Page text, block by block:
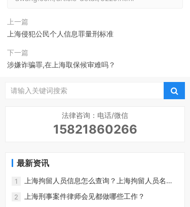
上一篇
上海侵犯公民个人信息罪量刑标准
下一篇
涉嫌诈骗罪,在上海取保候审难吗？
法律咨询：电话/微信
15821860266
最新资讯
1
上海拘留人员信息怎么查询？上海拘留人员名单
查询
2 上海刑事案件律师会见都做哪些工作？